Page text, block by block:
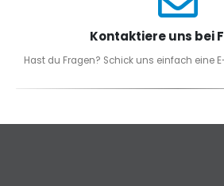
Kontaktiere uns bei
Hast du Fragen? Schick uns einfach eine